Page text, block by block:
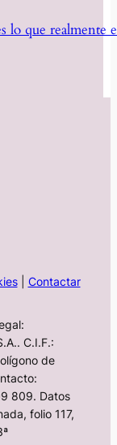
lo que realmente
| Contactar
C.I.F.:
de
809. Datos
folio 117,